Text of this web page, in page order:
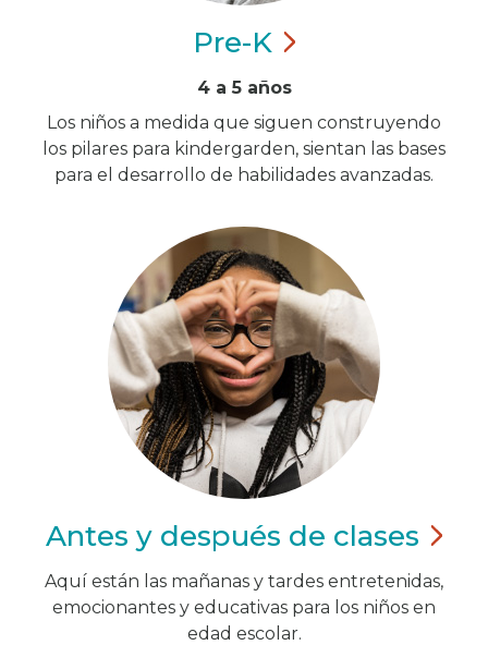
Pre-K
4 a 5 años
Los niños a medida que siguen construyendo
los pilares para kindergarden, sientan las bases
para el desarrollo de habilidades avanzadas.
Antes y después de clases
Aquí están las mañanas y tardes entretenidas,
emocionantes y educativas para los niños en
edad escolar.